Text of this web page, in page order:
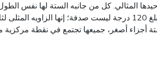
مظهر متوازن ومتناغم. هذا الزاوية الدقيقة التي تبلغ
أصغر، جميعها تجتمع في نقطة